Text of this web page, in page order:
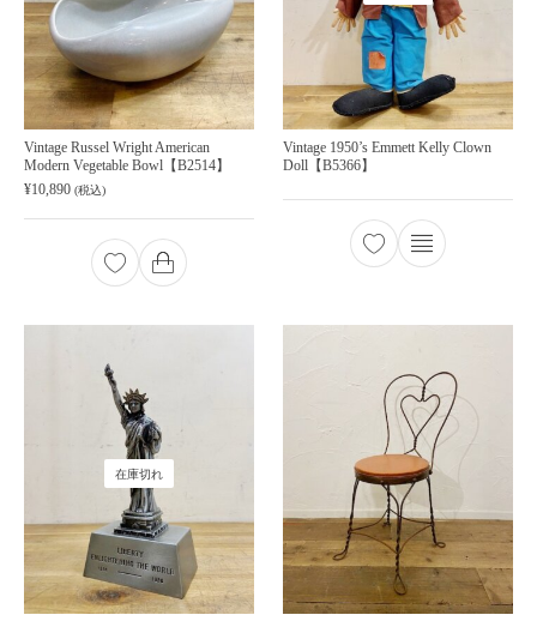
Vintage Russel Wright American
Modern Vegetable Bowl【B2514】
¥10,890 (税込)
Vintage 1950’s Emmett Kelly Clown
Doll【B5366】
在庫切れ